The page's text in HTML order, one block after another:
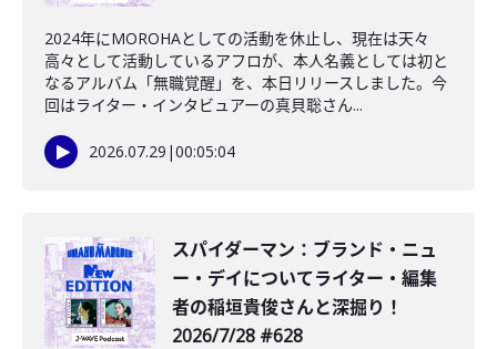
2024年にMOROHAとしての活動を休止し、現在は天々
高々として活動しているアフロが、本人名義としては初と
なるアルバム「無職覚醒」を、本日リリースしました。今
回はライター・インタビュアーの真貝聡さん...
2026.07.29 |00:05:04
️スパイダーマン：ブランド・ニュ
ー・デイについてライター・編集
者の稲垣貴俊さんと深掘り！
2026/7/28 #628